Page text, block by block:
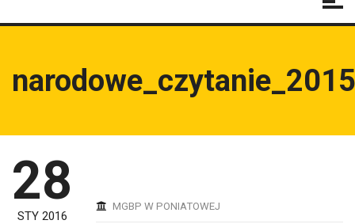
28
STY 2016
MGBP W PONIATOWEJ